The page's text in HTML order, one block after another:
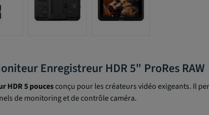
Enregistreur HDR 5" ProRes RAW
HDR 5 poucesconçu pour les créateurs vidéo exigeants. Il
de monitoring et de contrôle caméra.